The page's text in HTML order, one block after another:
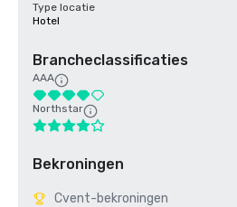
Type locatie
Hotel
Brancheclassificaties
AAA
Northstar
Bekroningen
Cvent-bekroningen